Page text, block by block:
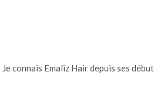
Je connais Emaliz Hair depuis ses